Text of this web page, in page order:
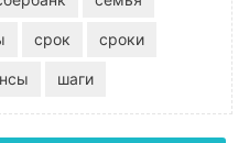
срок сроки
шаги